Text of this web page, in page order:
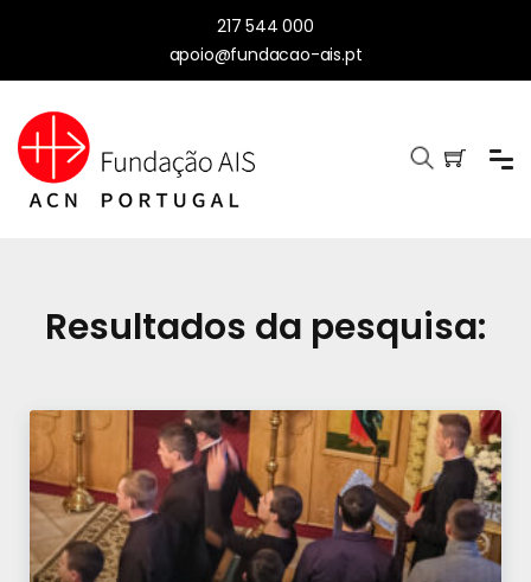
217 544 000
apoio@fundacao-ais.pt
Resultados da pesquisa: